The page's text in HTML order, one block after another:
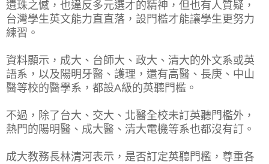
遺珠之憾，也違反多元選才的精神，但也有人質疑，
台灣學生英文能力直直落，設門檻才能讓學生更努力
練習。
資料顯示，成大、台師大、政大、清大的外文系或英
語系，以及陽明牙醫、護理，還有高醫、長庚、中山
醫等校的醫學系，都設A級的英聽門檻。
不過，除了台大、交大、北醫全校未訂英聽門檻外，
熱門的陽明醫、成大醫、清大電機等系也都沒有訂。
成大教務長林清河表示，是否訂定英聽門檻，尊重各